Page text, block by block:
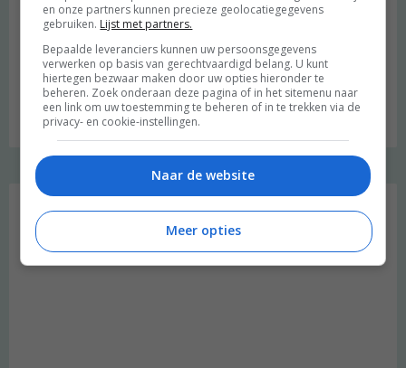
Budget recept: Linzensoep met kokosmelk
en onze partners kunnen precieze geolocatiegegevens
gebruiken. Lijst met partners.
Bepaalde leveranciers kunnen uw persoonsgegevens
verwerken op basis van gerechtvaardigd belang. U kunt
hiertegen bezwaar maken door uw opties hieronder te
beheren. Zoek onderaan deze pagina of in het sitemenu naar
een link om uw toestemming te beheren of in te trekken via de
privacy- en cookie-instellingen.
Naar de website
Meer opties